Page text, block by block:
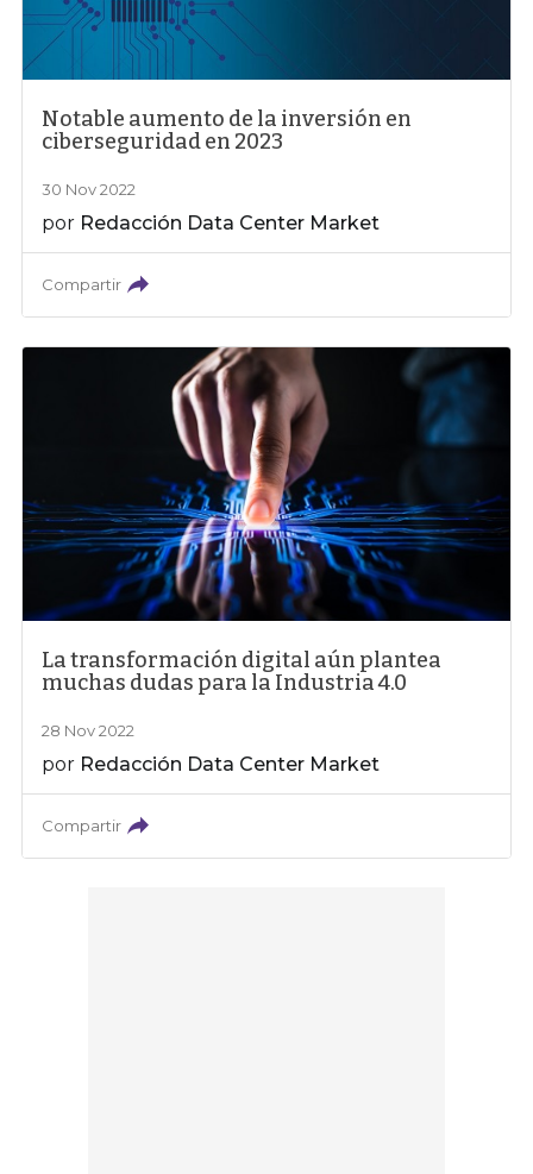
Notable aumento de la inversión en
ciberseguridad en 2023
30 Nov 2022
por Redacción Data Center Market
Compartir
La transformación digital aún plantea
muchas dudas para la Industria 4.0
28 Nov 2022
por Redacción Data Center Market
Compartir